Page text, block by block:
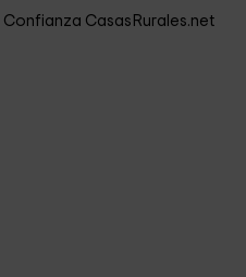
Confianza CasasRurales.net